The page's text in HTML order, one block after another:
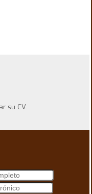
su CV.